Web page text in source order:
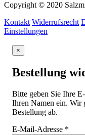
Copyright © 2020
Kontakt Widerrufsrecht
Einstellungen
×
Bestellung
Bitte geben Sie Ihre
Ihren Namen ein. Wir
Bestellung ab.
E-Mail-Adresse *